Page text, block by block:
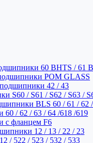
60 BHTS / 61
POM GLASS
42 / 43
S60 / S61 / S62 / S63 /
BLS 60 / 61 / 62
/ 62 / 63 / 64 /618 /619
с фланцем F6
12 / 13 / 22 / 23
/ 522 / 523 / 532 / 533